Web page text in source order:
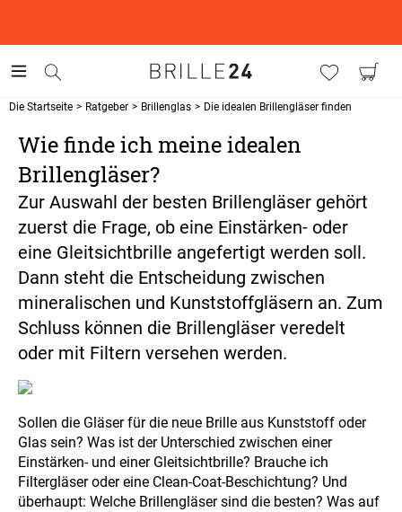
Die Startseite > Ratgeber > Brillenglas > Die idealen Brillengläser finden
Wie finde ich meine idealen
Brillengläser?
Zur Auswahl der besten Brillengläser gehört
zuerst die Frage, ob eine Einstärken- oder
eine Gleitsichtbrille angefertigt werden soll.
Dann steht die Entscheidung zwischen
mineralischen und Kunststoffgläsern an. Zum
Schluss können die Brillengläser veredelt
oder mit Filtern versehen werden.
Sollen die Gläser für die neue Brille aus Kunststoff oder
Glas sein? Was ist der Unterschied zwischen einer
Einstärken- und einer Gleitsichtbrille? Brauche ich
Filtergläser oder eine Clean-Coat-Beschichtung? Und
überhaupt: Welche Brillengläser sind die besten? Was auf